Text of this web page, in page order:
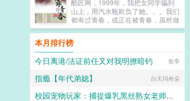
酷匠网，1999年，我把女同学骗到
山上，用汽水瓶欺负了她。。。我们
都有过青春，或正在被青春，虽然做
过或正做着一些荒唐的事情，可那是
鲜活真实的我们。罪青春不是天生有
罪，而是一种无奈的选择。走过罪
恶，走向光明！...
本月排行榜
今日离港/法证前任又对我明撩暗钓
鱼宰
指瘾【年代弟媳】 白天玛奇朵
校园宠物玩家：捕捉爆乳黑丝熟女老师和白丝校花